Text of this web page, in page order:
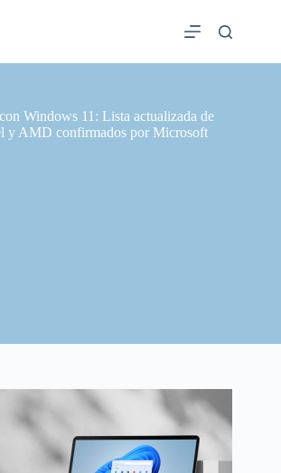
Windows 11: Lista actualizada de
y AMD confirmados por Microsoft